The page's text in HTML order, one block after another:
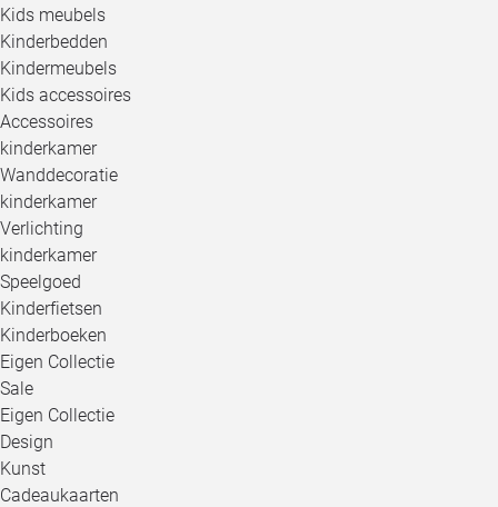
Kids meubels
Kinderbedden
Kindermeubels
Kids accessoires
Accessoires
kinderkamer
Wanddecoratie
kinderkamer
Verlichting
kinderkamer
Speelgoed
Kinderfietsen
Kinderboeken
Eigen Collectie
Sale
Eigen Collectie
Design
Kunst
Cadeaukaarten